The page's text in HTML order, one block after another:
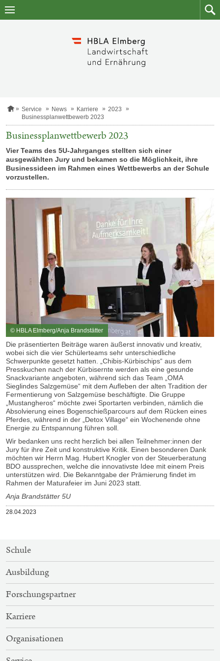
Zum
Zum
S
a
r
t
s
i
t
e
Service News Karriere
2023
Businessplanwettbewerb 2023
Businessplanwettbewerb 2023
Vier Teams des 5U-Jahrganges stellten sich einer
ausgewählten Jury und bekamen so die Möglichkeit, ihre
Businessideen im Rahmen eines Wettbewerbs an der Schule
vorzustellen.
© HBLA Elmberg/Anja Brandstätter
Die präsentierten Beiträge waren äußerst innovativ und kreativ,
wobei sich die vier Schülerteams sehr unterschiedliche
Schwerpunkte gesetzt hatten. „Chibis-Kürbischips“ aus dem
Presskuchen nach der Kürbisernte werden als eine gesunde
Snackvariante angeboten, während sich das Team „OMA
Sieglindes Salzgemüse“ mit dem Aufleben der alten Tradition der
Fermentierung von Salzgemüse beschäftigte. Die Gruppe
„Mustangheros“ möchte zwei Sportarten verbinden, nämlich die
Absolvierung eines Bogenschießparcours auf dem Rücken eines
Pferdes, während in der „Detox Village“ ein Wochenende ohne
Energie zu Entspannung führen soll.
Wir bedanken uns recht herzlich bei allen Teilnehmer:innen der
Jury für ihre Zeit und konstruktive Kritik. Einen besonderen Dank
möchten wir Herrn Mag. Hubert Knogler von der Steuerberatung
BDO aussprechen, welche die innovativste Idee mit einem Preis
unterstützen wird. Die Bekanntgabe der Prämierung findet im
Rahmen der Maturafeier im Juni 2023 statt.
Anja Brandstätter 5U
Veröffentlicht
28.04.2023
SITEMAP-
NAVIGATION
Schule
Ausbildung
Forschungspartner
Karriere
Organisationen